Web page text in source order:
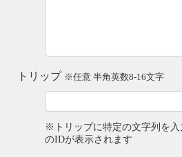
トリップ ※任意 半角英数8-16文字
※トリップに特定の文字列を
のIDが表示されます